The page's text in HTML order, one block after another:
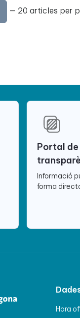
— 20 articles per
Portal de
Informació
forma
Hora